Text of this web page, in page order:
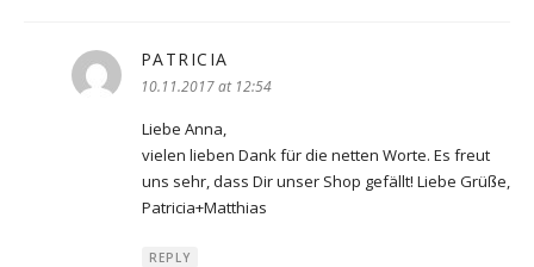
PATRICIA
10.11.2017 at 12:54
Liebe Anna,
vielen lieben Dank für die netten Worte. Es freut
uns sehr, dass Dir unser Shop gefällt! Liebe Grüße,
Patricia+Matthias
REPLY